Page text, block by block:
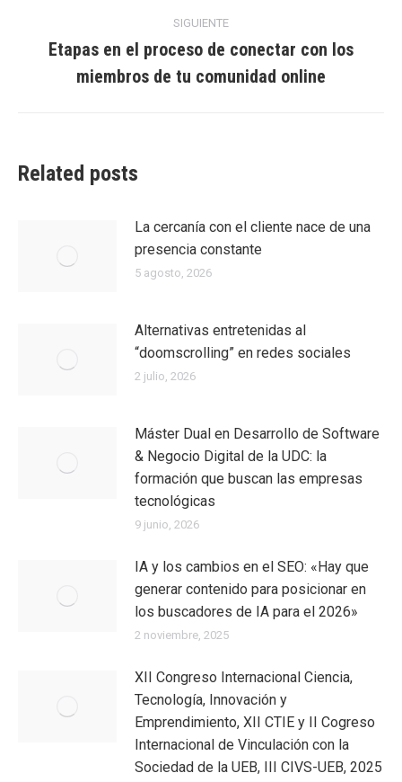
SIGUIENTE
siguiente:
Etapas en el proceso de conectar con los
miembros de tu comunidad online
Related posts
La cercanía con el cliente nace de una
presencia constante
5 agosto, 2026
Alternativas entretenidas al
“doomscrolling” en redes sociales
2 julio, 2026
Máster Dual en Desarrollo de Software
& Negocio Digital de la UDC: la
formación que buscan las empresas
tecnológicas
9 junio, 2026
IA y los cambios en el SEO: «Hay que
generar contenido para posicionar en
los buscadores de IA para el 2026»
2 noviembre, 2025
XII Congreso Internacional Ciencia,
Tecnología, Innovación y
Emprendimiento, XII CTIE y II Cogreso
Internacional de Vinculación con la
Sociedad de la UEB, III CIVS-UEB, 2025